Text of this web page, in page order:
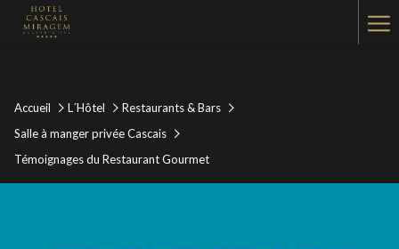
Accueil L´Hôtel
Restaurants & Bars
Salle à manger privée Cascais
Témoignages du Restaurant Gourmet